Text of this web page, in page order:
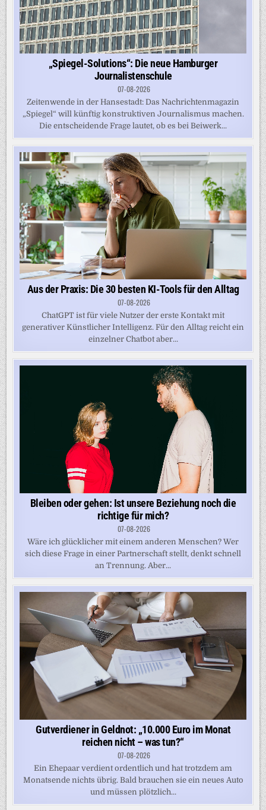
„Spiegel-Solutions“: Die neue Hamburger
Journalistenschule
07-08-2026
Zeitenwende in der Hansestadt: Das Nachrichtenmagazin
„Spiegel“ will künftig konstruktiven Journalismus machen.
Die entscheidende Frage lautet, ob es bei Beiwerk...
Aus der Praxis: Die 30 besten KI-Tools für den Alltag
07-08-2026
ChatGPT ist für viele Nutzer der erste Kontakt mit
generativer Künstlicher Intelligenz. Für den Alltag reicht ein
einzelner Chatbot aber...
Bleiben oder gehen: Ist unsere Beziehung noch die
richtige für mich?
07-08-2026
Wäre ich glücklicher mit einem anderen Menschen? Wer
sich diese Frage in einer Partnerschaft stellt, denkt schnell
an Trennung. Aber...
Gutverdiener in Geldnot: „10.000 Euro im Monat
reichen nicht – was tun?“
07-08-2026
Ein Ehepaar verdient ordentlich und hat trotzdem am
Monatsende nichts übrig. Bald brauchen sie ein neues Auto
und müssen plötzlich...